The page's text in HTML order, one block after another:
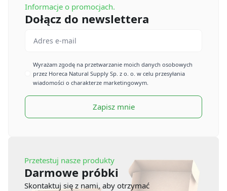
Informacje o promocjach.
Dołącz do newslettera
Imię
Wyrażam zgodę na przetwarzanie moich danych osobowych
przez Horeca Natural Supply Sp. z o. o. w celu przesyłania
wiadomości o charakterze marketingowym.
Zapisz mnie
Przetestuj nasze produkty
Darmowe próbki
Skontaktuj się z nami, aby otrzymać